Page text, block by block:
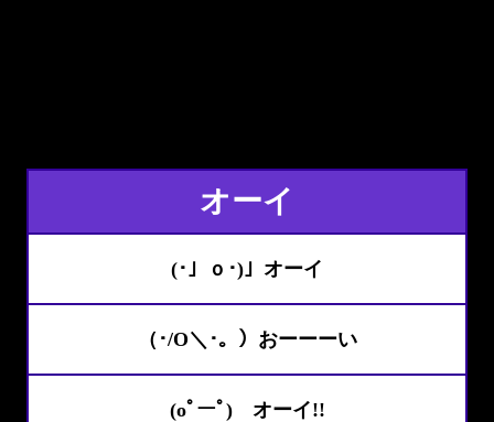
オーイ
(･」ｏ･)」オーイ
（･/O＼･。）おーーーい
(oﾟーﾟ)ゝオーイ!!